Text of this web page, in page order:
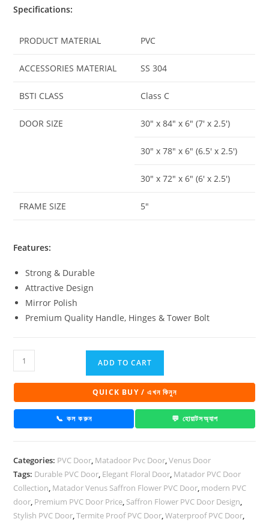
Specifications:
PRODUCT MATERIAL PVC
ACCESSORIES MATERIAL SS 304
BSTI CLASS Class C
DOOR SIZE 30″ x 84″ x 6″ (7′ x 2.5′)
30″ x 78″ x 6″ (6.5′ x 2.5′)
30″ x 72″ x 6″ (6′ x 2.5′)
FRAME SIZE 5″
Features:
Strong & Durable
Attractive Design
Mirror Polish
Premium Quality Handle, Hinges & Tower Bolt
Matador
Venus
Saffron
Flower
Door
ADD TO CART
QUICK BUY / এখন কিনুন
📞 কল করুন 💬 হোয়াটসঅ্যাপ
Categories: PVC Door, Matadoor Pvc Door,Venus Door
Tags: Durable PVC Door, Elegant Floral Door, Matador PVC Door
Collection, Matador Venus Saffron Flower PVC Door, modern PVC
door, Premium PVC Door Price, Saffron Flower PVC Door Design,
Stylish PVC Door,Termite Proof PVC Door,Waterproof PVC Door,